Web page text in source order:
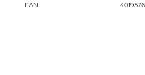
EAN